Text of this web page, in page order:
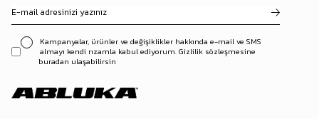
Kampanyalar, ürünler ve değişiklikler hakkında e-mail ve SMS
almayı kendi rızamla kabul ediyorum. Gizlilik sözleşmesine
buradan ulaşabilirsin